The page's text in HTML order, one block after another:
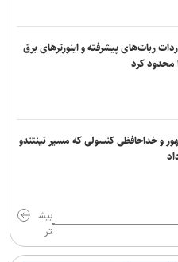
ربات‌های پیشرفته و اینورترهای برق
محدود کرد
و خداحافظی کنسولی که مسیر نینتندو
بیش
تر